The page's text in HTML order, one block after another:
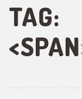
TAG: